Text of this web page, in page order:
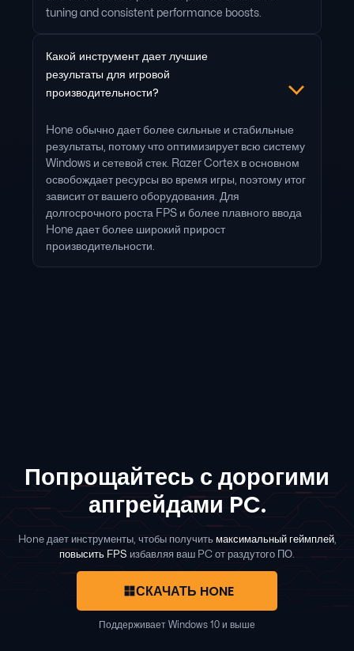
tuning and consistent performance boosts.
Какой инструмент дает лучшие
результаты для игровой
производительности?
Hone обычно дает более сильные и стабильные
результаты, потому что оптимизирует всю систему
Windows и сетевой стек. Razer Cortex в основном
освобождает ресурсы во время игры, поэтому итог
зависит от вашего оборудования. Для
долгосрочного роста FPS и более плавного ввода
Hone дает более широкий прирост
производительности.
Попрощайтесь с дорогими
апгрейдами PC.
Hone дает инструменты, чтобы получить максимальный геймплей,
повысить FPS избавляя ваш PC от раздутого ПО.
СКАЧАТЬ HONE
Поддерживает Windows 10 и выше